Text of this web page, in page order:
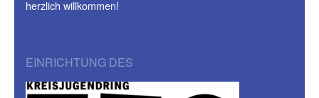
herzlich willkommen!
EINRICHTUNG DES